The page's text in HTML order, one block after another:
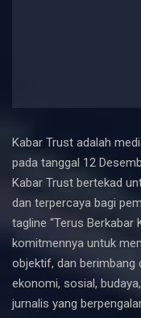
Kabar Trust adalah
pada tanggal 12
Kabar Trust bertekad
dan terpercaya bagi
tagline “Terus Berkabar
komitmennya untuk
objektif, dan berimbang
ekonomi, sosial,
jurnalis yang